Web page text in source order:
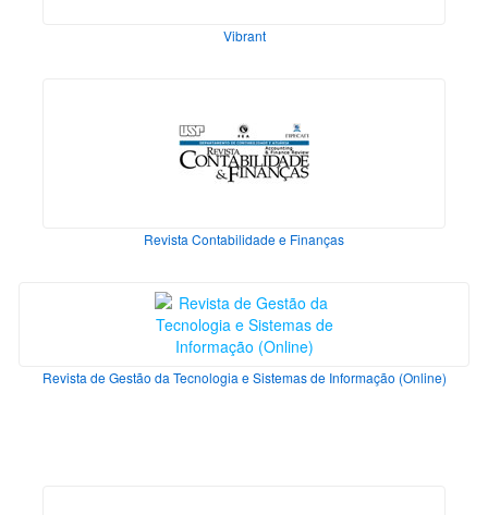
Vibrant
Revista Contabilidade e Finanças
Revista de Gestão da Tecnologia e Sistemas de Informação (Online)